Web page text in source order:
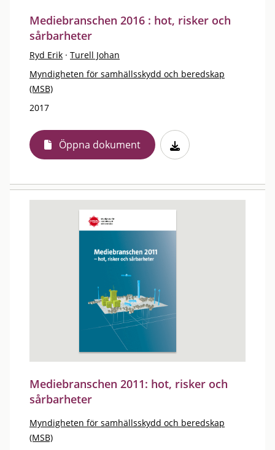
Mediebranschen 2016 : hot, risker och
sårbarheter
Ryd Erik · Turell Johan
Myndigheten för samhällsskydd och beredskap
(MSB)
2017
Öppna dokument
Mediebranschen 2011: hot, risker och
sårbarheter
Myndigheten för samhällsskydd och beredskap
(MSB)